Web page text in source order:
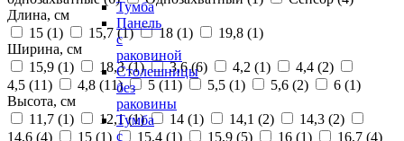
Тумба
Панель
с
раковиной
Столешницы
без
раковины
Тумба
с
Длина, см
15 (1) 15,7 (1) 18 (1) 19,8 (1)
Ширина, см
15,9 (1) 18,3 (1) 3,6 (6) 4,2 (1) 4,4 (2)
4,5 (11) 4,8 (11) 5 (11) 5,5 (1) 5,6 (2) 6 (1)
Высота, см
11,7 (1) 12,1 (1) 14 (1) 14,1 (2) 14,3 (2)
14,6 (4) 15 (1) 15,4 (1) 15,9 (5) 16 (1) 16,7 (4)